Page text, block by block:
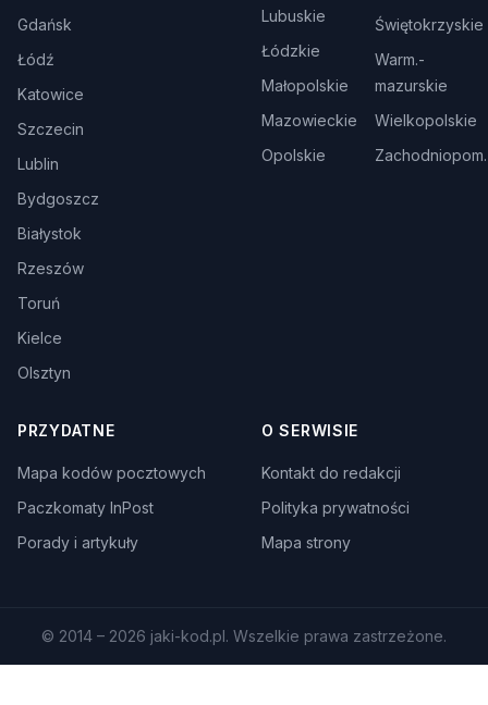
Gdańsk
Łódź
Katowice
Szczecin
Lublin
Bydgoszcz
Białystok
Rzeszów
Toruń
Kielce
Olsztyn
Lubuskie
Łódzkie
Małopolskie
Mazowieckie
Opolskie
Świętokrzyskie
Warm.-
mazurskie
Wielkopolskie
Zachodniopom.
PRZYDATNE
Mapa kodów pocztowych
Paczkomaty InPost
Porady i artykuły
O SERWISIE
Kontakt do redakcji
Polityka prywatności
Mapa strony
© 2014 – 2026 jaki-kod.pl. Wszelkie prawa zastrzeżone.